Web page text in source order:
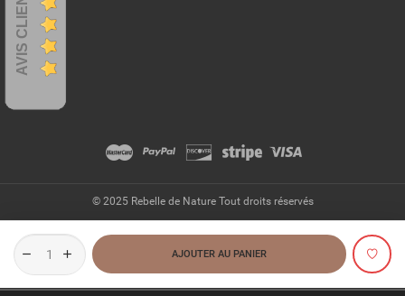
AJOUTER AU PANIER
AVIS CLIENTS
© 2025 Rebelle de Nature Tout droits réservés